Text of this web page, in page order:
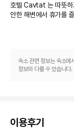
호텔 Cavtat 는 따뜻하
안한 해변에서 휴가를
숙소 관련 정보는 숙소에
정보와 다를 수 있습니다.
이용후기